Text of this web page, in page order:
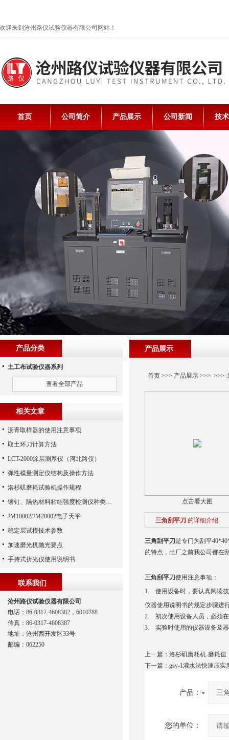
欢迎来到沧州路仪试验仪器有限公司网站！
首页 公司简介 产品展示 公司新闻 技
产品展示
首页>>> 产品展示>>> >>>
点击看大图
三角刮平刀 的详细介绍
三角刮平刀是专门为刮平
的特点，出厂之前我公司都在
三角刮平刀使用注意事项：
1. 使用设备时，要认真阅读
仪器使用说明书的规定步骤进
2. 初次使用设备人员，必须
3. 实验时使用的仪器设备及
上一篇： 洛杉矶磨耗机-磨耗值
下一篇： gsy-1灌水法快速压实
产品：
您的单位：
产品分类
土工布试验仪器系列
查看全部产品
相关文章
沥青取样器的使用注意事项
取土环刀计算方法
LCT-2000涂层测厚仪（河北路仪）
弹性模量测定仪结构及操作方法
洛杉矶磨耗试验机操作规程
铆钉、隔热材料粘结强度检测仪种类比较
JM10002/JM20002电子天平
稳定层试模技术参数
加速磨光机抛光要点
手持式折光仪使用说明书
联系我们
沧州路仪试验仪器有限公司
电话：86-0317-4608382，6010788
传真：86-0317-4608387
地址：沧州西开发区33号
邮编：062250